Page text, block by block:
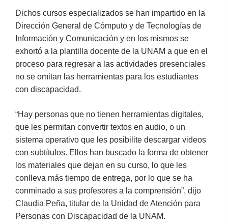
Dichos cursos especializados se han impartido en la
Dirección General de Cómputo y de Tecnologías de
Información y Comunicación y en los mismos se
exhortó a la plantilla docente de la UNAM a que en el
proceso para regresar a las actividades presenciales
no se omitan las herramientas para los estudiantes
con discapacidad.
“Hay personas que no tienen herramientas digitales,
que les permitan convertir textos en audio, o un
sistema operativo que les posibilite descargar videos
con subtítulos. Ellos han buscado la forma de obtener
los materiales que dejan en su curso, lo que les
conlleva más tiempo de entrega, por lo que se ha
conminado a sus profesores a la comprensión”, dijo
Claudia Peña, titular de la Unidad de Atención para
Personas con Discapacidad de la UNAM.